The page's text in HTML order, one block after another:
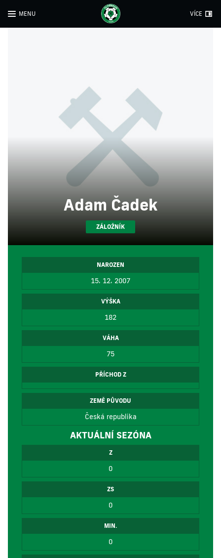
MENU VÍCE
Adam Čadek
ZÁLOŽNÍK
NAROZEN
15. 12. 2007
VÝŠKA
182
VÁHA
75
PŘÍCHOD Z
ZEMĚ PŮVODU
Česká republika
AKTUÁLNÍ SEZÓNA
Z
0
ZS
0
MIN.
0